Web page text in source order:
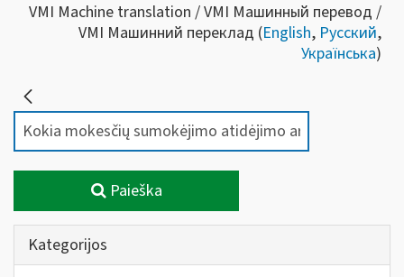
VMI Machine translation / VMI Машинный перевод /
VMI Машинний переклад (English, Русский,
Українська)
Paieška
Kategorijos